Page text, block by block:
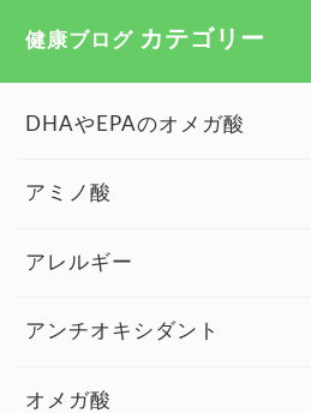
健康ブログ カテゴリー
DHAやEPAのオメガ酸
アミノ酸
アレルギー
アレルギー トップ
アンチオキシダント
オメガ酸